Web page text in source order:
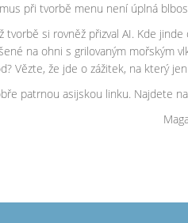
při tvorbě menu není úplná
si rovněž přizval AI. Kde
na ohni s grilovaným mořským
Vězte, že jde o zážitek, na který
patrnou asijskou linku. Najdete